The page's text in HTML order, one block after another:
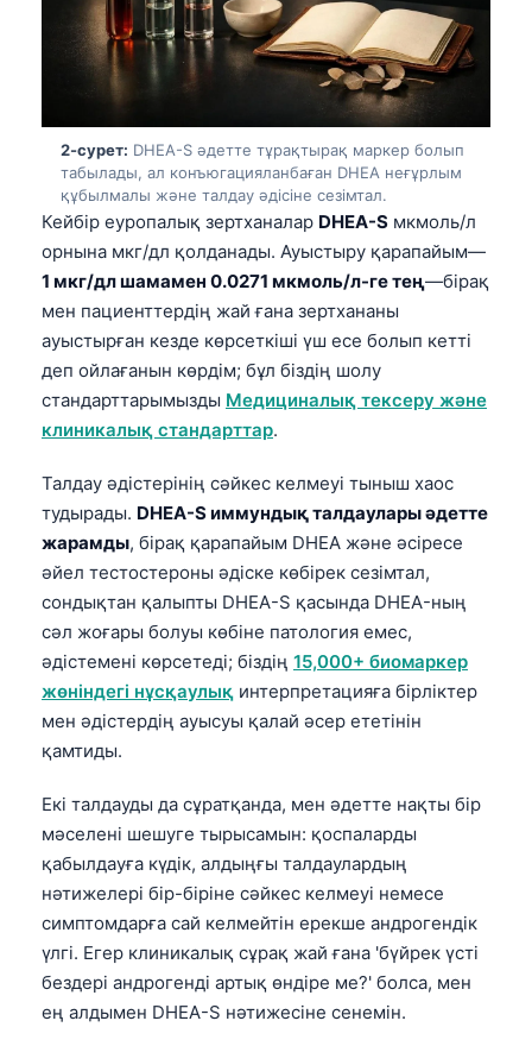
2-сурет: DHEA-S әдетте тұрақтырақ маркер болып
табылады, ал конъюгацияланбаған DHEA неғұрлым
құбылмалы және талдау әдісіне сезімтал.
Кейбір еуропалық зертханалар DHEA-S мкмоль/л
орнына мкг/дл қолданады. Ауыстыру қарапайым—
1 мкг/дл шамамен 0.0271 мкмоль/л-ге тең—бірақ
мен пациенттердің жай ғана зертхананы
ауыстырған кезде көрсеткіші үш есе болып кетті
деп ойлағанын көрдім; бұл біздің шолу
стандарттарымызды Медициналық тексеру және
клиникалық стандарттар.
Талдау әдістерінің сәйкес келмеуі тыныш хаос
тудырады. DHEA-S иммундық талдаулары әдетте
жарамды, бірақ қарапайым DHEA және әсіресе
әйел тестостероны әдіске көбірек сезімтал,
сондықтан қалыпты DHEA-S қасында DHEA-ның
сәл жоғары болуы көбіне патология емес,
әдістемені көрсетеді; біздің 15,000+ биомаркер
жөніндегі нұсқаулық интерпретацияға бірліктер
мен әдістердің ауысуы қалай әсер ететінін
қамтиды.
Екі талдауды да сұратқанда, мен әдетте нақты бір
мәселені шешуге тырысамын: қоспаларды
қабылдауға күдік, алдыңғы талдаулардың
нәтижелері бір-біріне сәйкес келмеуі немесе
симптомдарға сай келмейтін ерекше андрогендік
үлгі. Егер клиникалық сұрақ жай ғана 'бүйрек үсті
бездері андрогенді артық өндіре ме?' болса, мен
ең алдымен DHEA-S нәтижесіне сенемін.